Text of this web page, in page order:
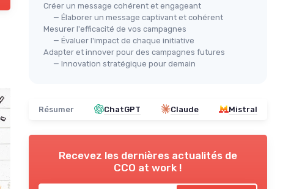
Créer un message cohérent et engageant
— Élaborer un message captivant et cohérent
Mesurer l'efficacité de vos campagnes
— Évaluer l'impact de chaque initiative
Adapter et innover pour des campagnes futures
— Innovation stratégique pour demain
Résumer ChatGPT Claude Mistral
Recevez les dernières actualités de
CCO at work !